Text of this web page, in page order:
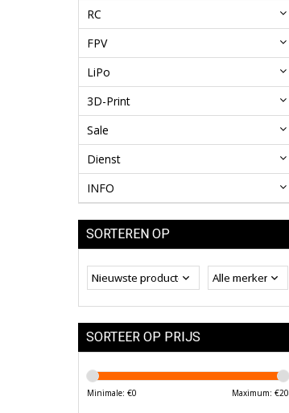
RC
FPV
LiPo
3D-Print
Sale
Dienst
INFO
SORTEREN OP
SORTEER OP PRIJS
Minimale: €0 Maximum: €20